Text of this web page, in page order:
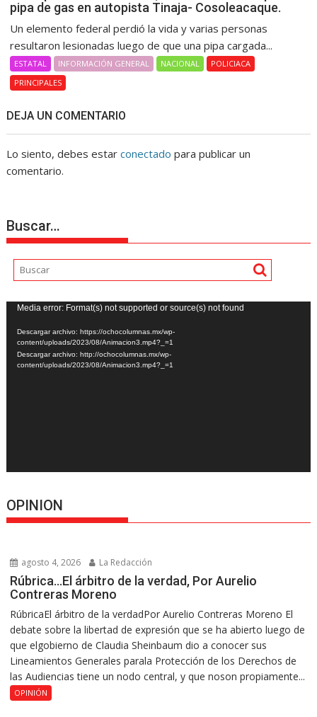
pipa de gas en autopista Tinaja- Cosoleacaque.
Un elemento federal perdió la vida y varias personas
resultaron lesionadas luego de que una pipa cargada...
ESTATAL INFORMACIÓN GENERAL NACIONAL
POLICIACA
PRINCIPALES
DEJA UN COMENTARIO
Lo siento, debes estarconectado para publicar un
comentario.
Buscar…
Reproductor
de
vídeo
Media error: Format(s) not supported or source(s) not found
Descargar archivo: https://ochocolumnas.mx/wp-
content/uploads/2023/08/Animacion3.mp4?_=1
Descargar archivo: http://ochocolumnas.mx/wp-
content/uploads/2023/08/Animacion3.mp4?_=1
OPINION
agosto 4, 2026 La Redacción
Rúbrica…El árbitro de la verdad, Por Aurelio
Contreras Moreno
RúbricaEl árbitro de la verdadPor Aurelio Contreras Moreno El
debate sobre la libertad de expresión que se ha abierto luego de
que elgobierno de Claudia Sheinbaum dio a conocer sus
Lineamientos Generales parala Protección de los Derechos de
las Audiencias tiene un nodo central, y que noson propiamente...
OPINIÓN